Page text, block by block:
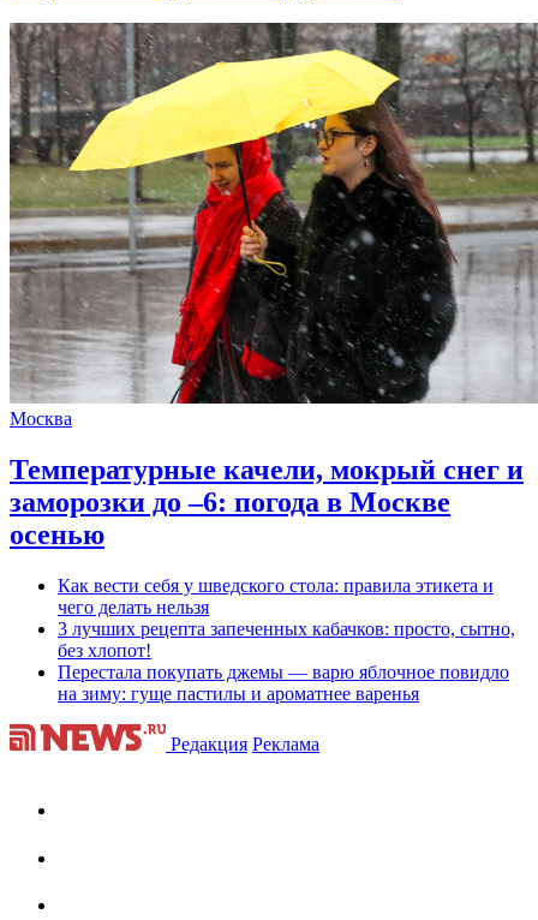
Москва
Температурные качели, мокрый снег и
заморозки до –6: погода в Москве
осенью
Как вести себя у шведского стола: правила этикета и
чего делать нельзя
3 лучших рецепта запеченных кабачков: просто, сытно,
без хлопот!
Перестала покупать джемы — варю яблочное повидло
на зиму: гуще пастилы и ароматнее варенья
Редакция Реклама